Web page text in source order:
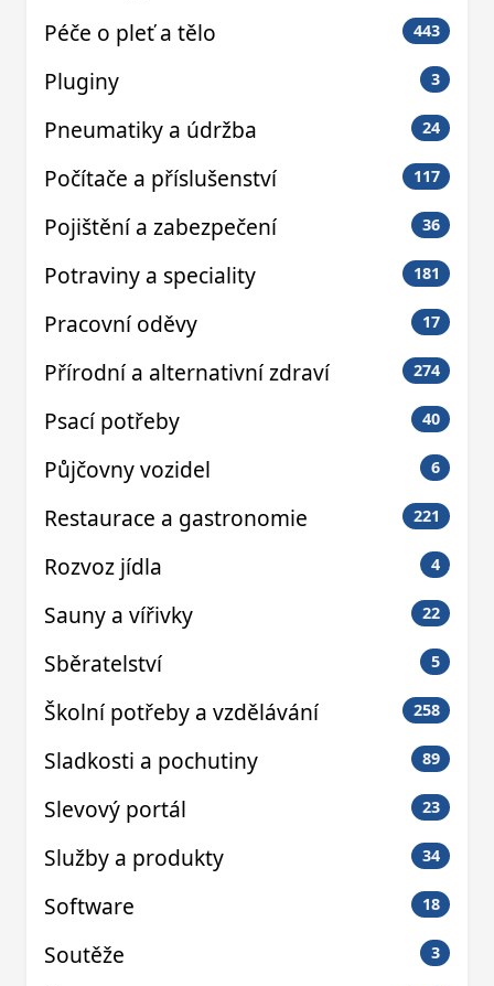
Péče o pleť a tělo 443
Pluginy 3
Pneumatiky a údržba 24
Počítače a příslušenství 117
Pojištění a zabezpečení 36
Potraviny a speciality 181
Pracovní oděvy 17
Přírodní a alternativní zdraví 274
Psací potřeby 40
Půjčovny vozidel 6
Restaurace a gastronomie 221
Rozvoz jídla 4
Sauny a vířivky 22
Sběratelství 5
Školní potřeby a vzdělávání 258
Sladkosti a pochutiny 89
Slevový portál 23
Služby a produkty 34
Software 18
Soutěže 3